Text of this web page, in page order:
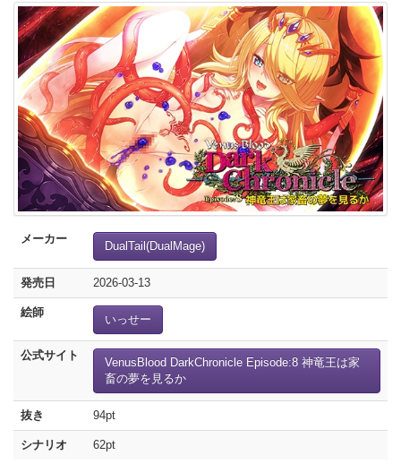
メーカー
DualTail(DualMage)
発売日 2026-03-13
絵師
いっせー
公式サイト
VenusBlood DarkChronicle Episode:8 神竜王は家
畜の夢を見るか
抜き 94pt
シナリオ 62pt